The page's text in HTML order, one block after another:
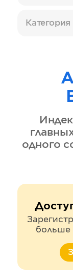
Категория
одного
больше